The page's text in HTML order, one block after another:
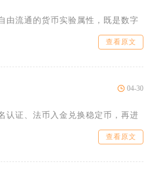
由流通的货币实验属性，既是数字
查看原文
04-30
认证、法币入金兑换稳定币，再进
查看原文